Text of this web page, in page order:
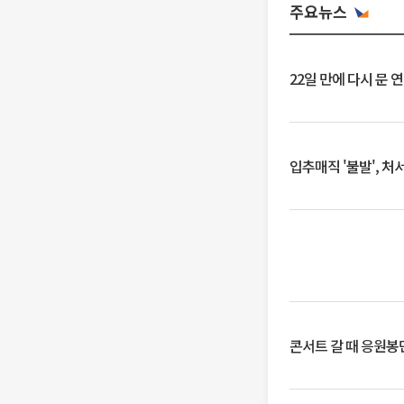
주요뉴스
22일 만에 다시 문
입추매직 '불발', 처
콘서트 갈 때 응원